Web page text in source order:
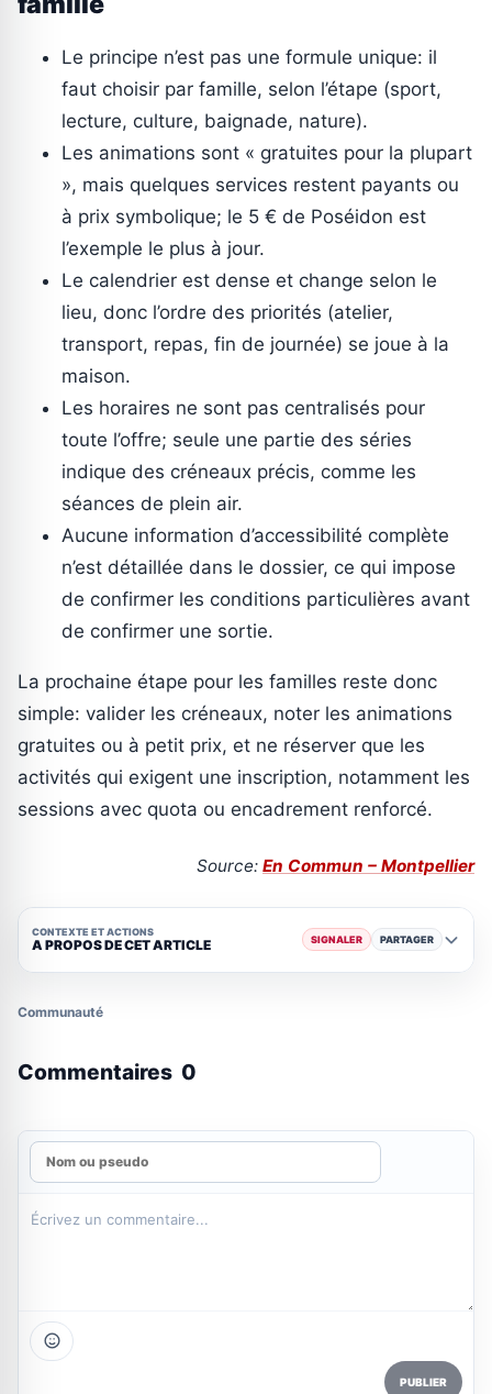
Le principe n’est pas une formule unique: il
faut choisir par famille, selon l’étape (sport,
lecture, culture, baignade, nature).
Les animations sont « gratuites pour la plupart
», mais quelques services restent payants ou
à prix symbolique; le 5 € de Poséidon est
l’exemple le plus à jour.
Le calendrier est dense et change selon le
lieu, donc l’ordre des priorités (atelier,
transport, repas, fin de journée) se joue à la
maison.
Les horaires ne sont pas centralisés pour
toute l’offre; seule une partie des séries
indique des créneaux précis, comme les
séances de plein air.
Aucune information d’accessibilité complète
n’est détaillée dans le dossier, ce qui impose
de confirmer les conditions particulières avant
de confirmer une sortie.
La prochaine étape pour les familles reste donc
simple: valider les créneaux, noter les animations
gratuites ou à petit prix, et ne réserver que les
activités qui exigent une inscription, notamment les
sessions avec quota ou encadrement renforcé.
Source: En Commun – Montpellier
CONTEXTE ET ACTIONS
A PROPOS DE CET ARTICLE SIGNALER PARTAGER
Communauté
Commentaires 0
PUBLIER